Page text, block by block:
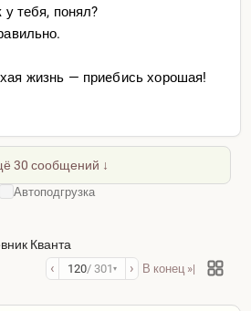
у тебя, понял?
жизнь — приeбись хорошая!
30 сообщений ↓
Автоподгрузка
Кванта
‹ 120/ 301 ▾ › В конец »|